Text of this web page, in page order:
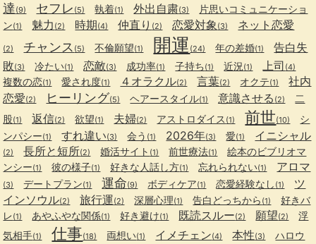
達 (9) セフレ (5) 執着(1) 外出自粛(3)
片思いコミュニケーショ
ン(1) 魅力 (2) 時期(4) 仲直り (2) 恋愛対象(3) ネット恋愛
(2) チャンス (5) 不倫願望(1) 開運 (24) 年の差婚(1)
告白失
敗(3) 冷たい(1) 恋敵(3) 成功率(1) 子持ち(1) 近況 (1) 上司 (4)
複数の恋(1) 愛され度(1) ４オラクル(2) 言葉(2) オクテ(1)
社内
恋愛(2) ヒーリング(5) ヘアースタイル(1) 意識させる (2)
二
股(1) 返信(2) 欲望(1) 夫婦(2) アストロダイス (1) 前世(10)
シ
ンパシー(1) すれ違い(3) 会う (1) 2026年(3) 愛(1) イニシャル
(2) 長所と短所(2) 婚活サイト (1) 前世療法(1)
絵本のビブリオマ
ンシー(1) 彼の様子(1) 好きな人話し方(1) 忘れられない(1) アロマ
(3) デートプラン(1) 運命(9) ボディケア(1) 恋愛経験なし (1)
ツ
インソウル(2) 旅行運(2) 深層心理(1) 告白どっちから (1)
好きバ
レ(1) あやふやな関係(1) 好き避け(1) 既読スルー(2) 願望(2)
浮
気相手(1) 仕事(18) 両想い(1) イメチェン(4) 本性(3)
ハロウ